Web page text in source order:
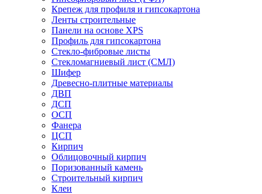
Крепеж для профиля и гипсокартона
Ленты строительные
Панели на основе XPS
Профиль для гипсокартона
Стекло-фибровые листы
Стекломагниевый лист (СМЛ)
Шифер
Древесно-плитные материалы
ДВП
ДСП
ОСП
Фанера
ЦСП
Кирпич
Облицовочный кирпич
Поризованный камень
Строительный кирпич
Клеи